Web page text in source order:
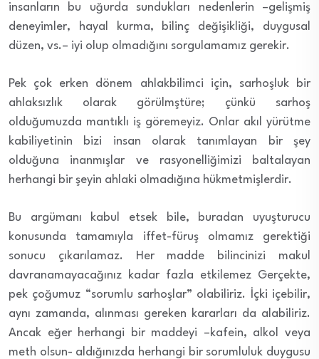
insanların bu uğurda sundukları nedenlerin –gelişmiş
deneyimler, hayal kurma, bilinç değişikliği, duygusal
düzen, vs.– iyi olup olmadığını sorgulamamız gerekir.
Pek çok erken dönem ahlakbilimci için, sarhoşluk bir
ahlaksızlık olarak görülmştüre; çünkü sarhoş
olduğumuzda mantıklı iş göremeyiz. Onlar akıl yürütme
kabiliyetinin bizi insan olarak tanımlayan bir şey
olduğuna inanmışlar ve rasyonelliğimizi baltalayan
herhangi bir şeyin ahlaki olmadığına hükmetmişlerdir.
Bu argümanı kabul etsek bile, buradan uyuşturucu
konusunda tamamıyla iffet-füruş olmamız gerektiği
sonucu çıkarılamaz. Her madde bilincinizi makul
davranamayacağınız kadar fazla etkilemez Gerçekte,
pek çoğumuz “sorumlu sarhoşlar” olabiliriz. İçki içebilir,
aynı zamanda, alınması gereken kararları da alabiliriz.
Ancak eğer herhangi bir maddeyi –kafein, alkol veya
meth olsun- aldığınızda herhangi bir sorumluluk duygusu